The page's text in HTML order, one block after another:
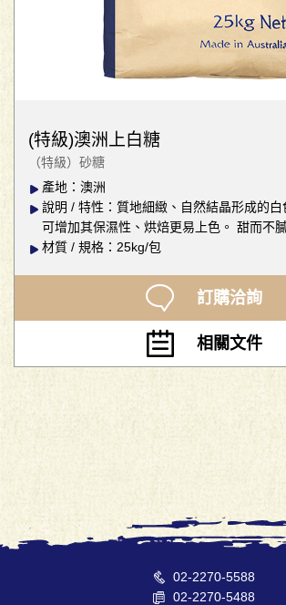
(特級)澳洲上白糖
（特級）砂糖
產地：澳洲
說明 / 特性：質地細緻、自然結晶形成的
可增加其保濕性、烘焙更易上色。 甜而不
材質 / 規格：25kg/包
訂購洽詢
相關文件
02-2270-5588
02-2270-5488